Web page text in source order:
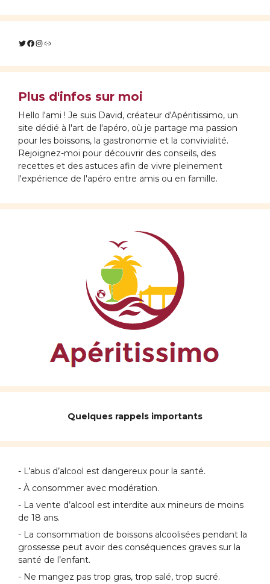
Twitter
Facebook
Instagram
Lien
Plus d'infos sur moi
Hello l'ami ! Je suis David, créateur d'Apéritissimo, un
site dédié à l'art de l'apéro, où je partage ma passion
pour les boissons, la gastronomie et la convivialité.
Rejoignez-moi pour découvrir des conseils, des
recettes et des astuces afin de vivre pleinement
l'expérience de l'apéro entre amis ou en famille.
Quelques rappels importants
- L’abus d’alcool est dangereux pour la santé.
- À consommer avec modération.
- La vente d’alcool est interdite aux mineurs de moins
de 18 ans.
- La consommation de boissons alcoolisées pendant la
grossesse peut avoir des conséquences graves sur la
santé de l’enfant.
- Ne mangez pas trop gras, trop salé, trop sucré.